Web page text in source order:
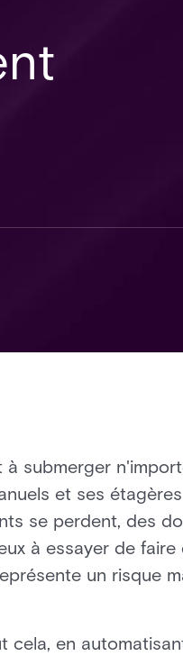
submerger
et ses
se perdent, des
à essayer de
un risque
cela, en